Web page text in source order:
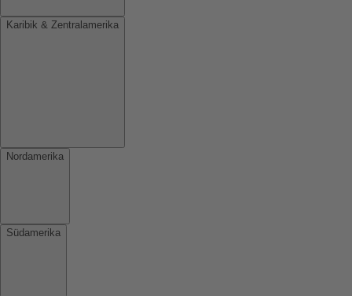
Karibik & Zentralamerika
Nordamerika
Südamerika